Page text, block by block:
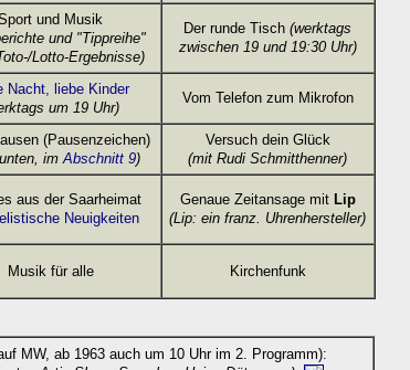
und Musik
und "Tippreihe"
Lotto-Ergebnisse)
Der runde Tisch (werktags
zwischen 19 und 19:30 Uhr)
Nacht, liebe Kinder
um 19 Uhr)
Vom Telefon zum Mikrofon
(Pausenzeichen)
imAbschnitt 9)
Versuch dein Glück
(mit Rudi Schmitthenner)
aus der Saarheimat
Neuigkeiten
Genaue Zeitansage mit Lip
(Lip: ein franz. Uhrenhersteller)
Musik für alle Kirchenfunk
MW, ab 1963 auch um 10 Uhr im 2. Programm):